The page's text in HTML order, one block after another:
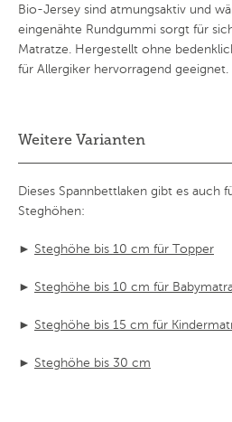
Bio-Jersey sind atmungsaktiv und
eingenähte Rundgummi sorgt für
Matratze. Hergestellt ohne
für Allergiker hervorragend geeignet.
Weitere Varianten
Dieses Spannbettlaken gibt es auch
Steghöhen:
► Steghöhe bis 10 cm für Topper
► Steghöhe bis 10 cm für
► Steghöhe bis 15 cm für
► Steghöhe bis 30 cm